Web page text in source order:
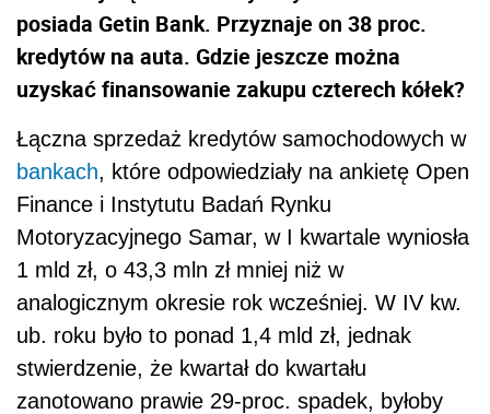
posiada Getin Bank. Przyznaje on 38 proc.
kredytów na auta. Gdzie jeszcze można
uzyskać finansowanie zakupu czterech kółek?
Łączna sprzedaż kredytów samochodowych w
bankach, które odpowiedziały na ankietę Open
Finance i Instytutu Badań Rynku
Motoryzacyjnego Samar, w I kwartale wyniosła
1 mld zł, o 43,3 mln zł mniej niż w
analogicznym okresie rok wcześniej. W IV kw.
ub. roku było to ponad 1,4 mld zł, jednak
stwierdzenie, że kwartał do kwartału
zanotowano prawie 29-proc. spadek, byłoby